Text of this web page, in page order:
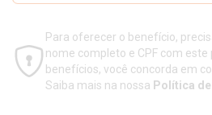
hotsite da parceria com a RDC Viagens e
Para oferecer o benefício,
nome completo e CPF com este
benefícios, você concorda em
Saiba mais na nossa Política